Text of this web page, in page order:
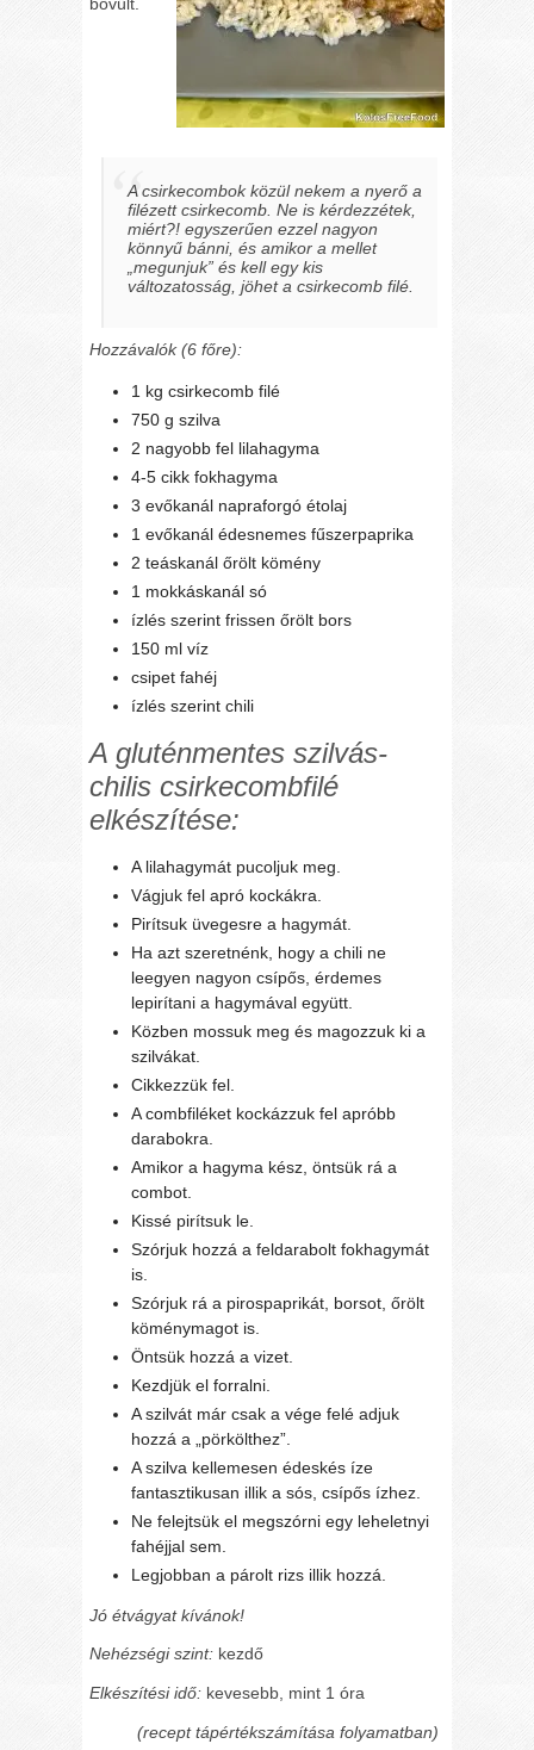
A csirkecombok közül nekem a nyerő a
filézett csirkecomb. Ne is kérdezzétek,
miért?! egyszerűen ezzel nagyon
könnyű bánni, és amikor a mellet
„megunjuk” és kell egy kis
változatosság, jöhet a csirkecomb filé.
Hozzávalók (6 főre):
1 kg csirkecomb filé
750 g szilva
2 nagyobb fel lilahagyma
4-5 cikk fokhagyma
3 evőkanál napraforgó étolaj
1 evőkanál édesnemes fűszerpaprika
2 teáskanál őrölt kömény
1 mokkáskanál só
ízlés szerint frissen őrölt bors
150 ml víz
csipet fahéj
ízlés szerint chili
A gluténmentes szilvás-
chilis csirkecombfilé
elkészítése:
A lilahagymát pucoljuk meg.
Vágjuk fel apró kockákra.
Pirítsuk üvegesre a hagymát.
Ha azt szeretnénk, hogy a chili ne
leegyen nagyon csípős, érdemes
lepirítani a hagymával együtt.
Közben mossuk meg és magozzuk ki a
szilvákat.
Cikkezzük fel.
A combfiléket kockázzuk fel apróbb
darabokra.
Amikor a hagyma kész, öntsük rá a
combot.
Kissé pirítsuk le.
Szórjuk hozzá a feldarabolt fokhagymát
is.
Szórjuk rá a pirospaprikát, borsot, őrölt
köménymagot is.
Öntsük hozzá a vizet.
Kezdjük el forralni.
A szilvát már csak a vége felé adjuk
hozzá a „pörkölthez”.
A szilva kellemesen édeskés íze
fantasztikusan illik a sós, csípős ízhez.
Ne felejtsük el megszórni egy leheletnyi
fahéjjal sem.
Legjobban a párolt rizs illik hozzá.
Jó étvágyat kívánok!
Nehézségi szint: kezdő
Elkészítési idő: kevesebb, mint 1 óra
(recept tápértékszámítása folyamatban)